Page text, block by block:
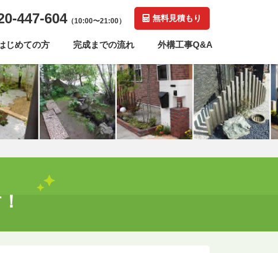
447-604（10:00〜21:00） 無料見積もり
じめての方 完成までの流れ 外構工事Q&A